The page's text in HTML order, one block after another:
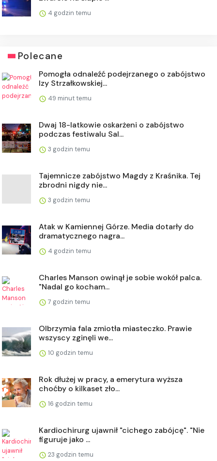
4 godzin temu
Polecane
Pomogła odnaleźć podejrzanego o zabójstwo
Izy Strzałkowskiej...
49 minut temu
Dwaj 18-latkowie oskarżeni o zabójstwo
podczas festiwalu Sal...
3 godzin temu
Tajemnicze zabójstwo Magdy z Kraśnika. Tej
zbrodni nigdy nie...
3 godzin temu
Atak w Kamiennej Górze. Media dotarły do
dramatycznego nagra...
4 godzin temu
Charles Manson owinął je sobie wokół palca.
"Nadal go kocham...
7 godzin temu
Olbrzymia fala zmiotła miasteczko. Prawie
wszyscy zginęli we...
10 godzin temu
Rok dłużej w pracy, a emerytura wyższa
choćby o kilkaset zło...
16 godzin temu
Kardiochirurg ujawnił "cichego zabójcę". "Nie
figuruje jako ...
23 godzin temu